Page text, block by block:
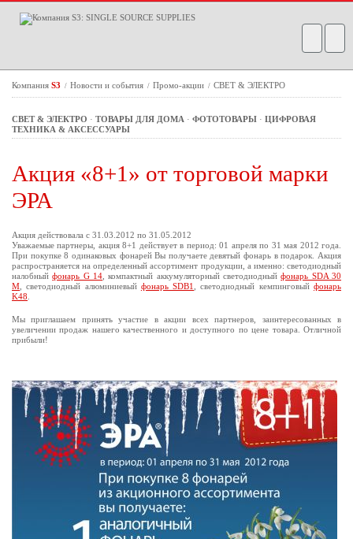
Компания S3 / Новости и события / Промо-акции / СВЕТ & ЭЛЕКТРО
СВЕТ & ЭЛЕКТРО · ТОВАРЫ ДЛЯ ДОМА · ФОТОТОВАРЫ · ЦИФРОВАЯ
ТЕХНИКА & АКСЕССУАРЫ
Акция «8+1» от торговой марки
ЭРА
Акция действовала с 31.03.2012 по 31.05.2012
Уважаемые партнеры, акция 8+1 действует в период: 01 апреля по 31 мая 2012 года.
При покупке 8 одинаковых фонарей Вы получаете девятый фонарь в подарок. Акция
распространяется на определенный ассортимент продукции, а именно: светодиодный
налобныйфонарь G 14 , компактный аккумуляторный светодиодныйфонарь SDA 30
M , светодиодный алюминиевый фонарь SDB1 , светодиодный кемпинговыйфонарь
K48
Мы приглашаем принять участие в акции всех партнеров, заинтересованных в
увеличении продаж нашего качественного и доступного по цене товара. Отличной
прибыли!